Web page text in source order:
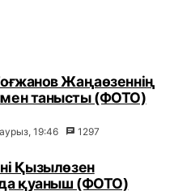
Жаңаөзеннің
танысты (ФОТО)
19:46 1297
Қызылөзен
қуаныш (ФОТО)